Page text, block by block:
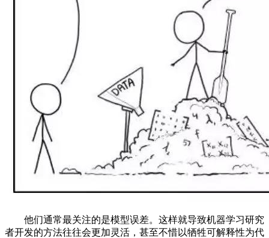
他们通常最关注的是模型误差。这样就导致机器学习研究
者开发的方法往往会更加灵活，甚至不惜以牺牲可解释性为代